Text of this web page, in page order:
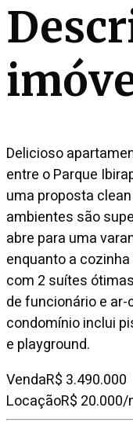
Delicioso
entre o Parque
uma proposta
ambientes são
abre para uma
enquanto a
com 2 suítes
de funcionário e
condomínio inclui
e playground.
VendaR$ 3.490.000
LocaçãoR$